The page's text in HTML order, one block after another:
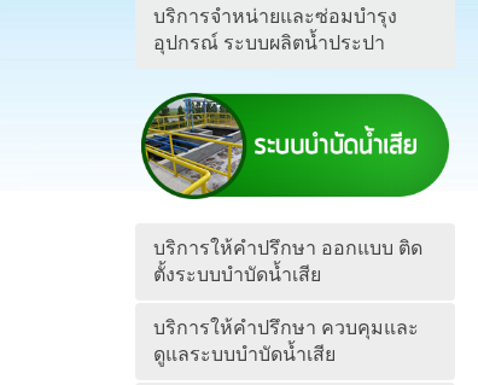
บริการจำหน่ายและซ่อมบำรุง
อุปกรณ์ ระบบผลิตน้ำประปา
บริการให้คำปรึกษา ออกแบบ ติด
ตั้งระบบบำบัดน้ำเสีย
บริการให้คำปรึกษา ควบคุมและ
ดูแลระบบบำบัดน้ำเสีย